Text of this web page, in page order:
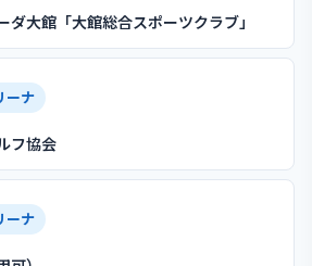
ダ大館「大館総合スポーツクラブ」
ーナ
フ協会
ーナ